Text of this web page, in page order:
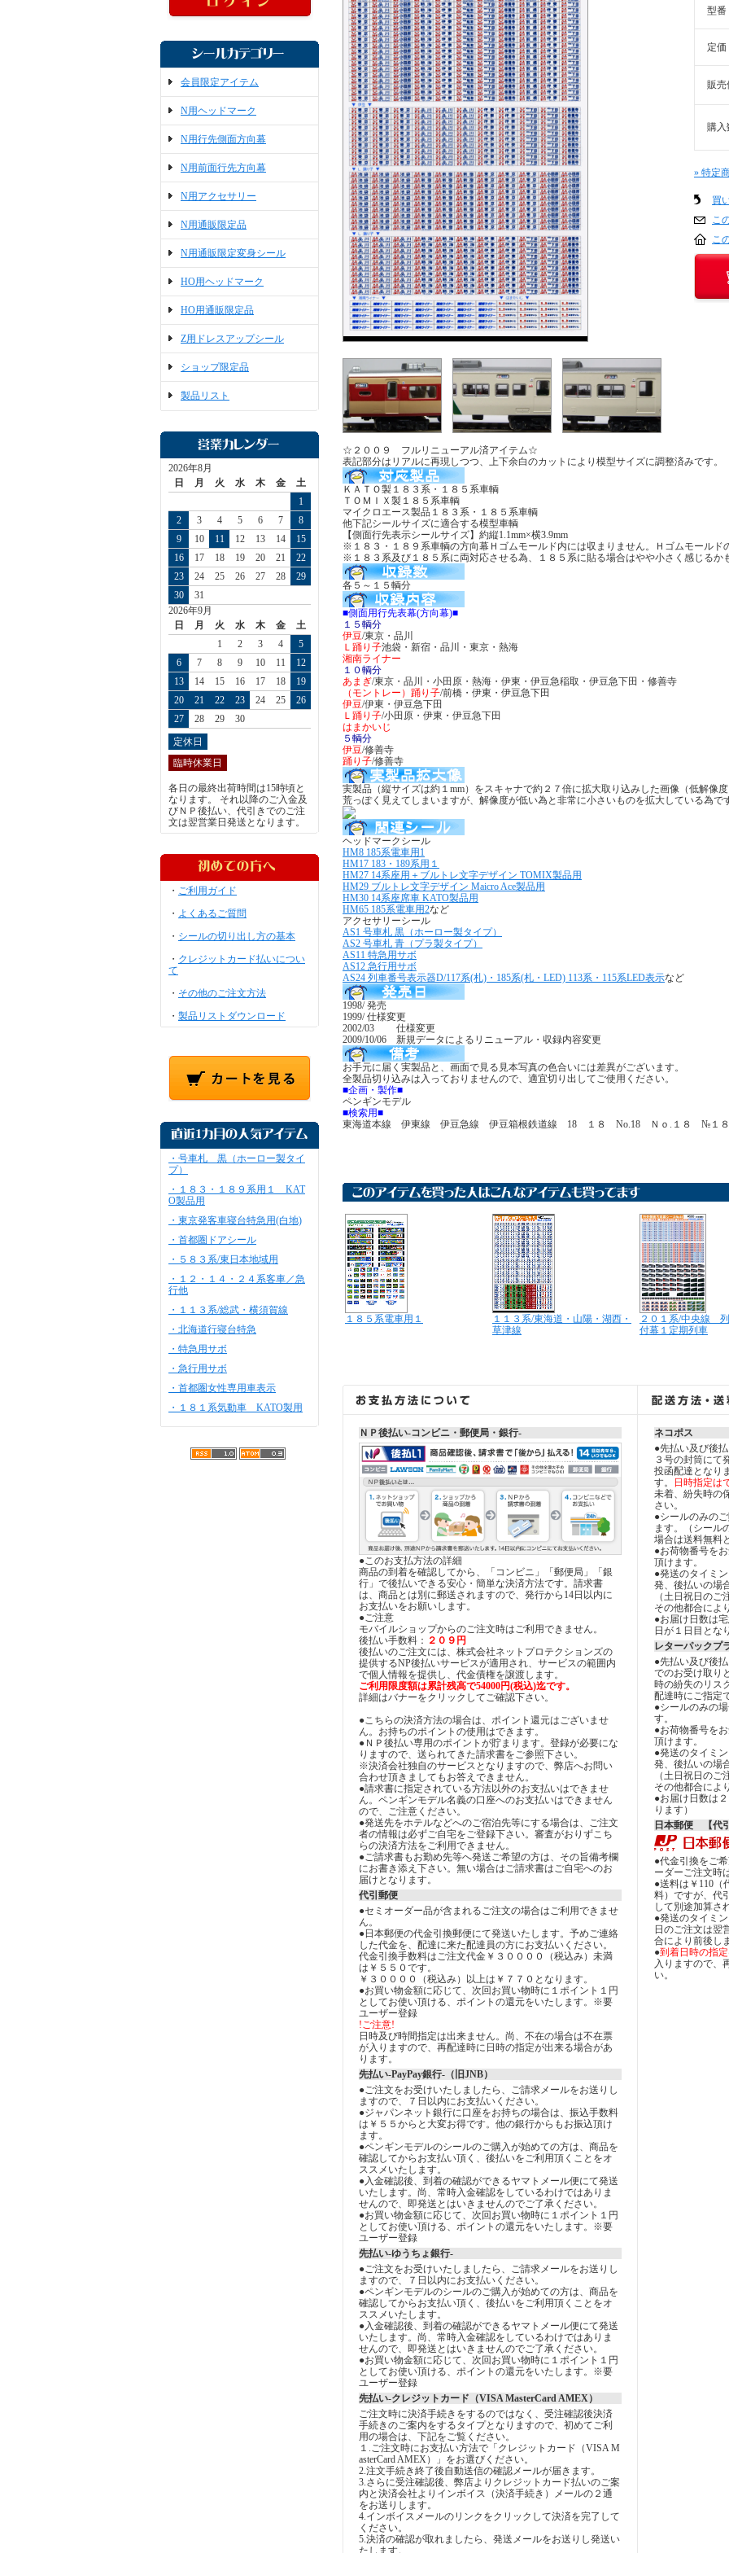
会員限定アイテム
N用ヘッドマーク
N用行先側面方向幕
N用前面行先方向幕
N用アクセサリー
N用通販限定品
N用通販限定変身シール
HO用ヘッドマーク
HO用通販限定品
Z用ドレスアップシール
ショップ限定品
製品リスト
2026年8月
日
月 火 水 木 金
土
1
2
3 4 5 6 7
8
9
10 11 12 13 14
15
16
17 18 19 20 21
22
23
24 25 26 27 28
29
30
31
2026年9月
日
月 火 水 木 金
土
1
2 3 4
5
6
7 8 9 10 11
12
13
14 15 16 17 18
19
20
21 22 23 24 25
26
27
28 29
30
定休日
臨時休業日
各日の最終出荷時間は15時頃と
なります。 それ以降のご入金及
びＮＰ後払い、代引きでのご注
文は翌営業日発送となります。
・ ご利用ガイド
・ よくあるご質問
・ シールの切り出し方の基本
・ クレジットカード払いについ
て
・ その他のご注文方法
・ 製品リストダウンロード
・号車札 黒（ホーロー製タイ
プ）
・１８３・１８９系用１ KAT
O製品用
・東京発客車寝台特急用(白地)
・首都圏ドアシール
・５８３系/東日本地域用
・１２・１４・２４系客車／急
行他
・１１３系/総武・横須賀線
・北海道行寝台特急
・特急用サボ
・急行用サボ
・首都圏女性専用車表示
・１８１系気動車 KATO製用
型番
定価
販売
購入
» 特定
買
こ
こ
☆２００９ フルリニューアル済アイテム☆
表記部分はリアルに再現しつつ、上下余白のカットにより模型サイズに調整済みです。
ＫＡＴＯ製１８３系・１８５系車輌
ＴＯＭＩＸ製１８５系車輌
マイクロエース製品１８３系・１８５系車輌
他下記シールサイズに適合する模型車輌
【側面行先表示シールサイズ】約縦1.1mm×横3.9mm
※１８３・１８９系車輌の方向幕Ｈゴムモールド内には収まりません。Ｈゴムモールド
※１８３系及び１８５系に両対応させる為、１８５系に貼る場合はやや小さく感じるか
各５～１５輌分
■側面用行先表幕(方向幕)■
１５輌分
伊豆/東京・品川
Ｌ踊り子池袋・新宿・品川・東京・熱海
湘南ライナー
１０輌分
あまぎ/東京・品川・小田原・熱海・伊東・伊豆急稲取・伊豆急下田・修善寺
（モントレー）踊り子/前橋・伊東・伊豆急下田
伊豆/伊東・伊豆急下田
Ｌ踊り子/小田原・伊東・伊豆急下田
はまかいじ
５輌分
伊豆/修善寺
踊り子/修善寺
実製品（縦サイズは約１mm）をスキャナで約２７倍に拡大取り込みした画像（低解像度
荒っぽく見えてしまいますが、解像度が低い為と非常に小さいものを拡大している為で
ヘッドマークシール
HM8 185系電車用1
HM17 183・189系用１
HM27 14系座用＋ブルトレ文字デザイン TOMIX製品用
HM29 ブルトレ文字デザイン Maicro Ace製品用
HM30 14系座席車 KATO製品用
HM65 185系電車用2など
アクセサリーシール
AS1 号車札 黒（ホーロー製タイプ）
AS2 号車札 青（プラ製タイプ）
AS11 特急用サボ
AS12 急行用サボ
AS24 列車番号表示器D/117系(札)・185系(札・LED) 113系・115系LED表示など
1998/ 発売
1999/ 仕様変更
2002/03 仕様変更
2009/10/06 新規データによるリニューアル・収録内容変更
お手元に届く実製品と、画面で見る見本写真の色合いには差異がございます。
全製品切り込みは入っておりませんので、適宜切り出してご使用ください。
■企画・製作■
ペンギンモデル
■検索用■
東海道本線 伊東線 伊豆急線 伊豆箱根鉄道線 18 １８ No.18 Ｎｏ.１８ №１８
１８５系電車用１
１１３系/東海道・山陽・湖西・
草津線
２０１系/中央線
付幕１定期列車
ＮＰ後払い-コンビニ・郵便局・銀行-
●このお支払方法の詳細
商品の到着を確認してから、「コンビニ」「郵便局」「銀
行」で後払いできる安心・簡単な決済方法です。請求書
は、商品とは別に郵送されますので、発行から14日以内に
お支払いをお願いします。
●ご注意
モバイルショップからのご注文時はご利用できません。
後払い手数料： ２０９円
後払いのご注文には、株式会社ネットプロテクションズの
提供するNP後払いサービスが適用され、サービスの範囲内
で個人情報を提供し、代金債権を譲渡します。
ご利用限度額は累計残高で54000円(税込)迄です。
詳細はバナーをクリックしてご確認下さい。
●こちらの決済方法の場合は、ポイント還元はございませ
ん。お持ちのポイントの使用はできます。
●ＮＰ後払い専用のポイントが貯まります。登録が必要にな
りますので、送られてきた請求書をご参照下さい。
※決済会社独自のサービスとなりますので、弊店へお問い
合わせ頂きましてもお答えできません。
●請求書に指定されている方法以外のお支払いはできませ
ん。ペンギンモデル名義の口座へのお支払いはできません
ので、ご注意ください。
●発送先をホテルなどへのご宿泊先等にする場合は、ご注文
者の情報は必ずご自宅をご登録下さい。審査がおりずこち
らの決済方法をご利用できません。
●ご請求書もお勤め先等へ発送ご希望の方は、その旨備考欄
にお書き添え下さい。無い場合はご請求書はご自宅へのお
届けとなります。
代引郵便
●セミオーダー品が含まれるご注文の場合はご利用できませ
ん。
●日本郵便の代金引換郵便にて発送いたします。予めご連絡
した代金を、配達に来た配達員の方にお支払いください。
代金引換手数料はご注文代金￥３００００（税込み）未満
は￥５５０です。
￥３００００（税込み）以上は￥７７０となります。
●お買い物金額に応じて、次回お買い物時に１ポイント１円
としてお使い頂ける、ポイントの還元をいたします。※要
ユーザー登録
!ご注意!
日時及び時間指定は出来ません。尚、不在の場合は不在票
が入りますので、再配達時に日時の指定が出来る場合があ
ります。
先払い-PayPay銀行-（旧JNB）
●ご注文をお受けいたしましたら、ご請求メールをお送りし
ますので、７日以内にお支払いください。
●ジャパンネット銀行に口座をお持ちの場合は、振込手数料
は￥５５からと大変お得です。他の銀行からもお振込頂け
ます。
●ペンギンモデルのシールのご購入が始めての方は、商品を
確認してからお支払い頂く、後払いをご利用頂くことをオ
ススメいたします。
●入金確認後、到着の確認ができるヤマトメール便にて発送
いたします。尚、常時入金確認をしているわけではありま
せんので、即発送とはいきませんのでご了承ください。
●お買い物金額に応じて、次回お買い物時に１ポイント１円
としてお使い頂ける、ポイントの還元をいたします。※要
ユーザー登録
先払い-ゆうちょ銀行-
●ご注文をお受けいたしましたら、ご請求メールをお送りし
ますので、７日以内にお支払いください。
●ペンギンモデルのシールのご購入が始めての方は、商品を
確認してからお支払い頂く、後払いをご利用頂くことをオ
ススメいたします。
●入金確認後、到着の確認ができるヤマトメール便にて発送
いたします。尚、常時入金確認をしているわけではありま
せんので、即発送とはいきませんのでご了承ください。
●お買い物金額に応じて、次回お買い物時に１ポイント１円
としてお使い頂ける、ポイントの還元をいたします。※要
ユーザー登録
先払い-クレジットカード（VISA MasterCard AMEX）
ご注文時に決済手続きをするのではなく、受注確認後決済
手続きのご案内をするタイプとなりますので、初めてご利
用の場合は、下記をご覧ください。
１.ご注文時にお支払い方法で「クレジットカード（VISA M
asterCard AMEX）」をお選びください。
2.注文手続き終了後自動送信の確認メールが届きます。
3.さらに受注確認後、弊店よりクレジットカード払いのご案
内と決済会社よりインボイス（決済手続き）メールの２通
をお送りします。
4.インボイスメールのリンクをクリックして決済を完了して
ください。
5.決済の確認が取れましたら、発送メールをお送りし発送い
たします。
ネコポス
●先払い及び後
３号の封筒にて
投函配達となり
す。
日時指定は
未着、紛失時の
さい。
●シールのみの
ます。（シール
場合は送料無料
●お荷物番号を
頂けます。
●発送のタイミ
発、後払いの場
（土日祝日の
その他都合によ
●お届け日数は
日が１日目とな
レターパックプ
●先払い及び後
でのお受け取り
時の紛失のリス
配達時にご指定
●シールのみの
す。
●お荷物番号を
頂けます。
●発送のタイミ
発、後払いの場
（土日祝日の
その他都合によ
●お届け日数は
ります）
日本郵便 【代
●代金引換をご
ーダーご注文時
●送料は￥110（
料）ですが、代
して別途加算さ
●発送のタイミ
日のご注文は翌
合により前後し
●到着日時の指定
入りますので、
い。